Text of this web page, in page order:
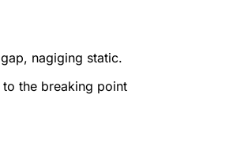
nagiging static.
the breaking point